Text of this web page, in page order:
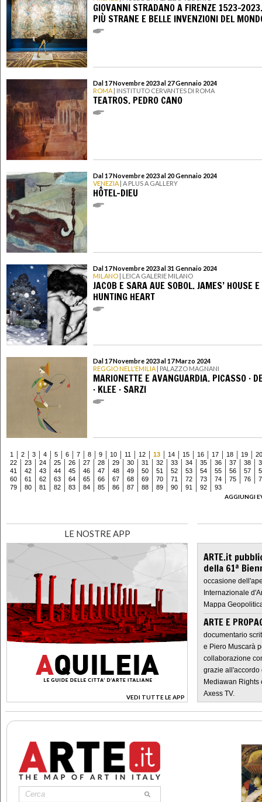
GIOVANNI STRADANO A FIRENZE 1523-
PIÙ STRANE E BELLE INVENZIONI DEL
Dal 17 Novembre 2023 al 27 Gennaio 2024
ROMA | INSTITUTO CERVANTES DI ROMA
TEATROS. PEDRO CANO
Dal 17 Novembre 2023 al 20 Gennaio 2024
VENEZIA | A PLUS A GALLERY
HÔTEL-DIEU
Dal 17 Novembre 2023 al 31 Gennaio 2024
MILANO | LEICA GALERIE MILANO
JACOB E SARA AUE SOBOL. JAMES’ HOUSE E
HUNTING HEART
Dal 17 Novembre 2023 al 17 Marzo 2024
REGGIO NELL'EMILIA | PALAZZO MAGNANI
MARIONETTE E AVANGUARDIA. PICASSO ·
· KLEE · SARZI
1 2 3 4 5 6 7 8 9 10 11 12 13 14 15 16 17 18 19
20
22
23 24 25 26 27 28 29 30 31 32 33 34 35 36 37 38
41
42 43 44 45 46 47 48 49 50 51 52 53 54 55 56 57
60
61 62 63 64 65 66 67 68 69 70 71 72 73 74 75 76
79
80 81 82 83 84 85 86 87 88 89 90 91 92
93
AGGIUNGI
LE NOSTRE APP
VEDI TUTTE LE APP
>
ARTE.it
della 61ª
occasione
Internazionale
Mappa
ARTE E
documentario
e Piero Muscarà
collaborazione
grazie all'accordo
Mediawan Rights
Axess TV.